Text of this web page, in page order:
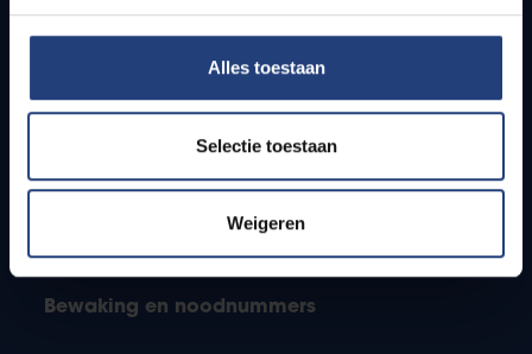
Alles toestaan
Selectie toestaan
Weigeren
Studenten
PhD-studenten
Leerkrachten en secundaire scholen
Bewaking en noodnummers